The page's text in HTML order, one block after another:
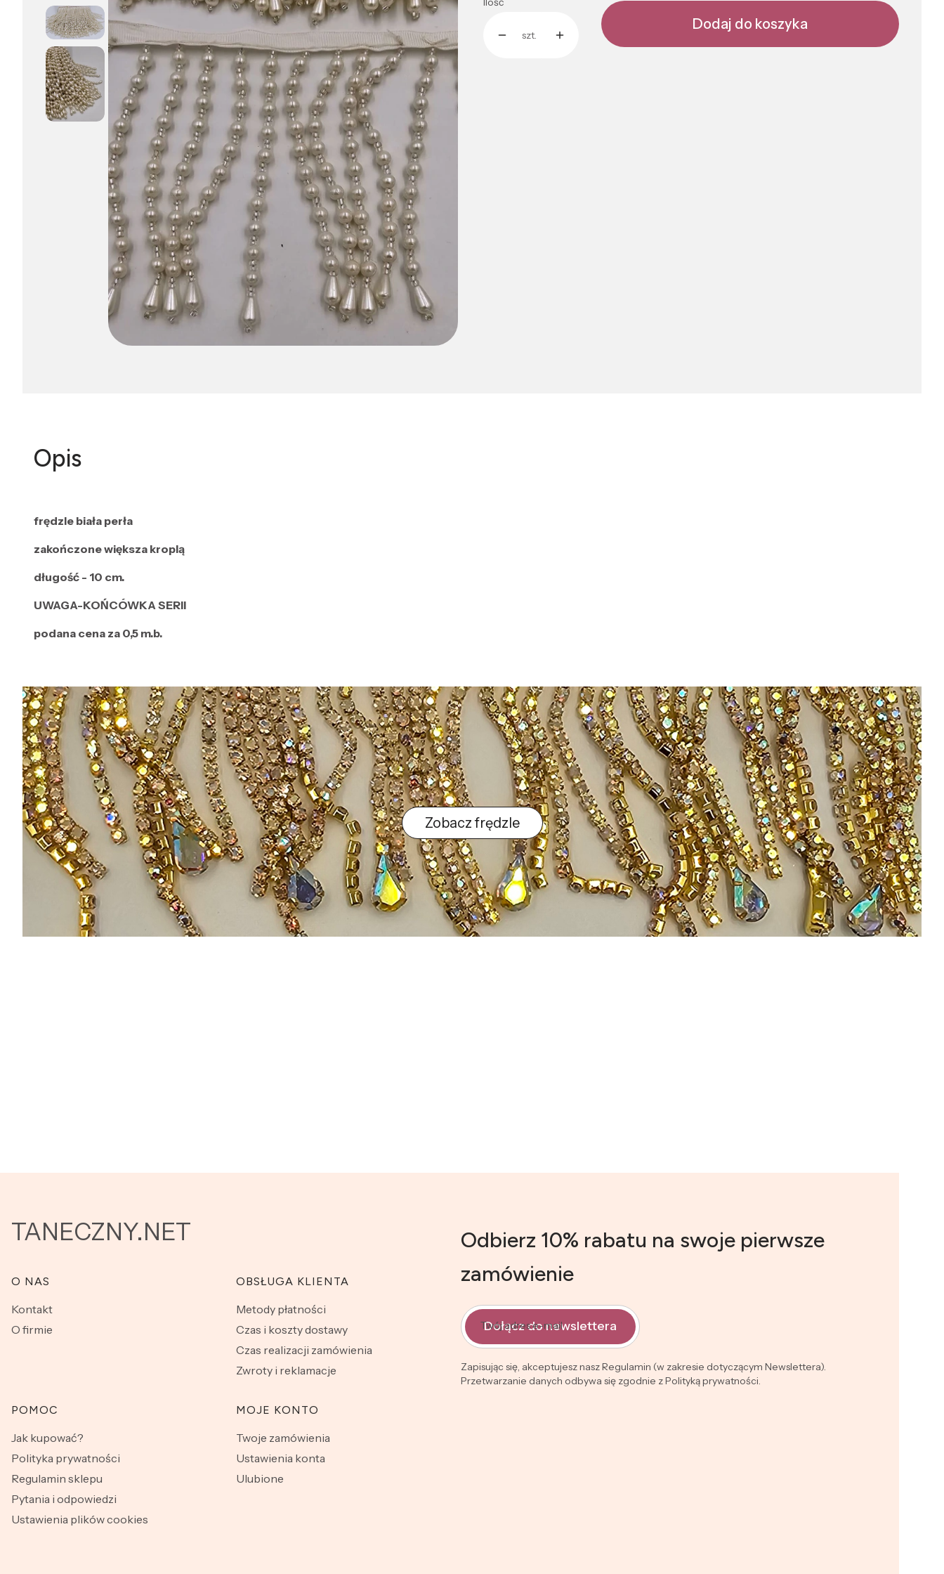
szt.
Dodaj do koszyka
Opis
frędzle biała perła
zakończone większa kroplą
długość - 10 cm.
UWAGA-KOŃCÓWKA SERII
podana cena za 0,5 m.b.
Zobacz frędzle
TANECZNY.NET
Linki w stopce
O NAS
Kontakt
O firmie
OBSŁUGA KLIENTA
Metody płatności
Czas i koszty dostawy
Czas realizacji zamówienia
Zwroty i reklamacje
POMOC
Jak kupować?
Polityka prywatności
Regulamin sklepu
Pytania i odpowiedzi
Ustawienia plików cookies
MOJE KONTO
Twoje zamówienia
Ustawienia konta
Ulubione
Odbierz 10% rabatu na swoje pierwsze
zamówienie
Twój adres e-mail
Dołącz do newslettera
Zapisując się, akceptujesz nasz Regulamin (w zakresie dotyczącym Newslettera).
Przetwarzanie danych odbywa się zgodnie z Polityką prywatności.